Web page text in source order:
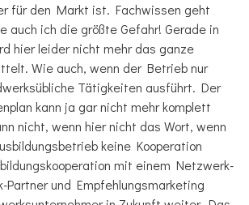
für den Markt ist. Fachwissen geht
auch ich die größte Gefahr! Gerade in
hier leider nicht mehr das ganze
Wie auch, wenn der Betrieb nur
Tätigkeiten ausführt. Der
kann ja gar nicht mehr komplett
nicht, wenn hier nicht das Wort, wenn
keine Kooperation
mit einem Netzwerk-
Partner und Empfehlungsmarketing